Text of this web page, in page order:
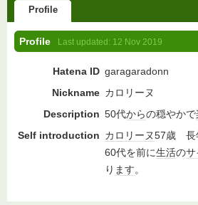
Profile
Profile Last updated: 12 Nov 2019
Hatena ID garagaradonn
Nickname カロリーヌ
Description 50代からの穏やかで
Self introduction カロリーヌ57歳 長
60代を前に生活のサ
り ます。